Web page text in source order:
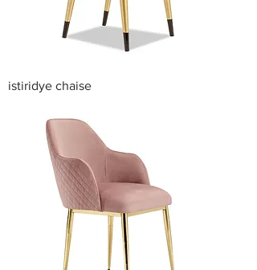
istiridye chaise